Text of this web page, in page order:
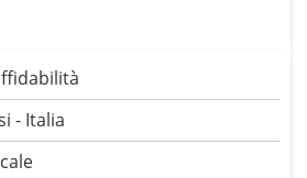
- Italia